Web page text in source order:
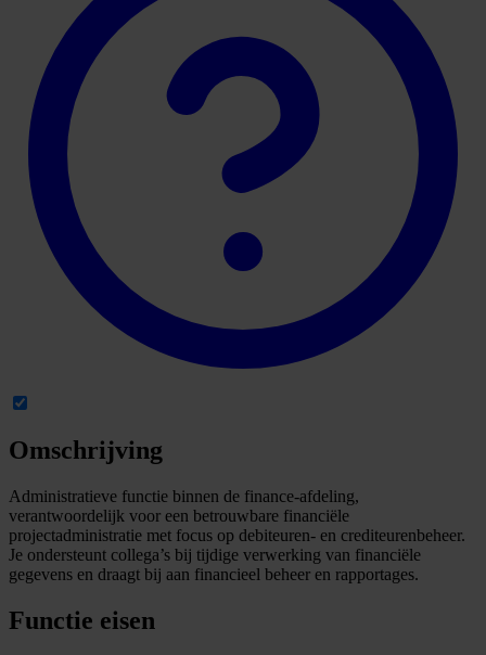
Omschrijving
Administratieve functie binnen de finance-afdeling,
verantwoordelijk voor een betrouwbare financiële
projectadministratie met focus op debiteuren- en crediteurenbeheer.
Je ondersteunt collega’s bij tijdige verwerking van financiële
gegevens en draagt bij aan financieel beheer en rapportages.
Functie eisen